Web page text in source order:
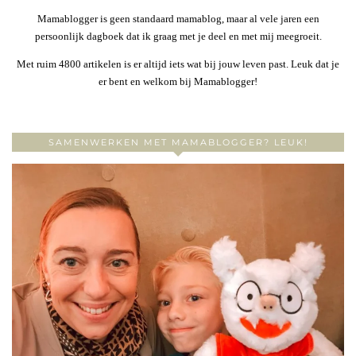
Mamablogger is geen standaard mamablog, maar al vele jaren een
persoonlijk dagboek dat ik graag met je deel en met mij meegroeit.
Met ruim 4800 artikelen is er altijd iets wat bij jouw leven past. Leuk dat je
er bent en welkom bij Mamablogger!
SAMENWERKEN MET MAMABLOGGER? LEUK!